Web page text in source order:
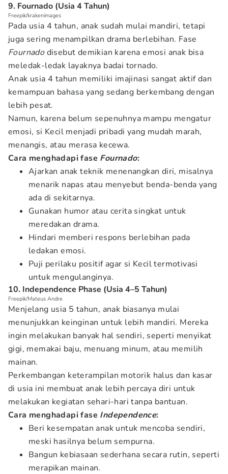
9. Fournado (Usia 4 Tahun)
Freepik/krakenimages
Pada usia 4 tahun, anak sudah mulai mandiri, tetapi
juga sering menampilkan drama berlebihan. Fase
Fournadodisebut demikian karena emosi anak bisa
meledak-ledak layaknya badai tornado.
Anak usia 4 tahun memiliki imajinasi sangat aktif dan
kemampuan bahasa yang sedang berkembang dengan
lebih pesat.
Namun, karena belum sepenuhnya mampu mengatur
emosi, si Kecil menjadi pribadi yang mudah marah,
menangis, atau merasa kecewa.
Cara menghadapi fase Fournado:
Ajarkan anak teknik menenangkan diri, misalnya
menarik napas atau menyebut benda-benda yang
ada di sekitarnya.
Gunakan humor atau cerita singkat untuk
meredakan drama.
Hindari memberi respons berlebihan pada
ledakan emosi.
Puji perilaku positif agar si Kecil termotivasi
untuk mengulanginya.
10. Independence Phase (Usia 4–5 Tahun)
Freepik/Mateus Andre
Menjelang usia 5 tahun, anak biasanya mulai
menunjukkan keinginan untuk lebih mandiri. Mereka
ingin melakukan banyak hal sendiri, seperti menyikat
gigi, memakai baju, menuang minum, atau memilih
mainan.
Perkembangan keterampilan motorik halus dan kasar
di usia ini membuat anak lebih percaya diri untuk
melakukan kegiatan sehari-hari tanpa bantuan.
Cara menghadapi fase Independence:
Beri kesempatan anak untuk mencoba sendiri,
meski hasilnya belum sempurna.
Bangun kebiasaan sederhana secara rutin, seperti
merapikan mainan.